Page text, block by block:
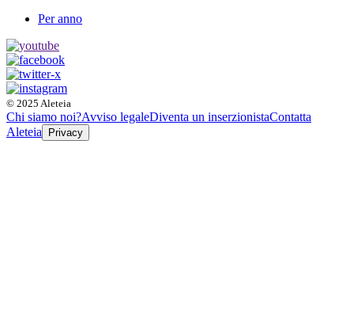
Per anno
© 2025 Aleteia
Chi siamo noi?Avviso legaleDiventa un inserzionistaContatta
Aleteia
Privacy